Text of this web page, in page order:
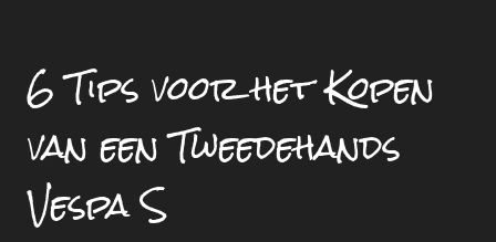
6 Tips voor het Kopen
van een Tweedehands
Vespa S